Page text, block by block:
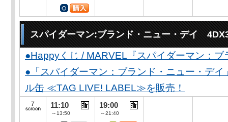
スパイダーマン:ブランド・ニュー・デイ
●Happyくじ / MARVEL『スパイダーマン：
●「スパイダーマン：ブランド・ニュー・デ
ル缶 ≪TAG LIVE! LABEL≫を販売！
11:10
～13:50
19:00
～21:40